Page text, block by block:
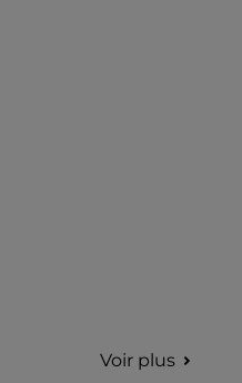
Voir plus